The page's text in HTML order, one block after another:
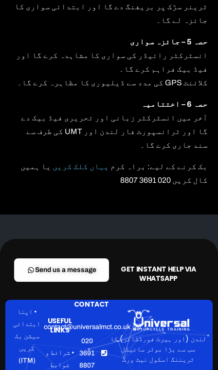
ٹرینر سڑک پر بریفنگ دے گا اور ابتدائی سواری کا
جائزہ لے گا۔
حصہ 5 – جائزہ سواری
انسٹرکٹر رائیڈر کی سواری کا مشاہدہ کرے گا اور
فیڈ بیک فراہم کرے گا۔
کلائنٹ GPS کی مدد سے ڈیلیوری کا مظاہرہ کرے گا۔
حصہ 6 – اختتامیہ
آخر میں انسٹرکٹر زبانی اور تحریری فیڈ بیک دے
گا اور ٹرانسپورٹ فار لندن اور UMT کی طرف سے
سند جاری کرے گا۔
بک کرنے کے لیے: براہ کرم یہاں کلک کریں یا ہمیں
کال کریں 020 3691 8807
GET INSTANT HELP VIA
WHATSAPP
Send us a message
لندن (اور ہیرٹ فورڈشائر) کا
سب سے بڑا موٹر سائیکل
ٹریننگ اسکول نیٹ ورک
CONTACT
contact@universalmct.co.uk
020
3691
8807
USEFUL
LINKS
• شرائط و
ضوابط
• اپنا
ابتدائی
سیشن بک
کریں
(ITM)